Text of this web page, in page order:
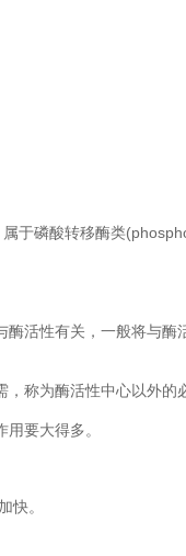
于磷酸转移酶类
活性有关，一般将与酶
称为酶活性中心以外的
要大得多。
快。